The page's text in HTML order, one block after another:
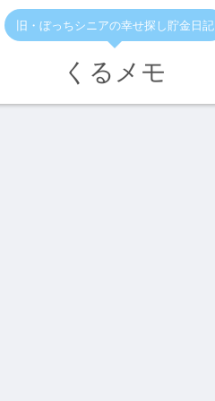
旧・ぼっちシニアの幸せ探し貯金日記
くるメモ